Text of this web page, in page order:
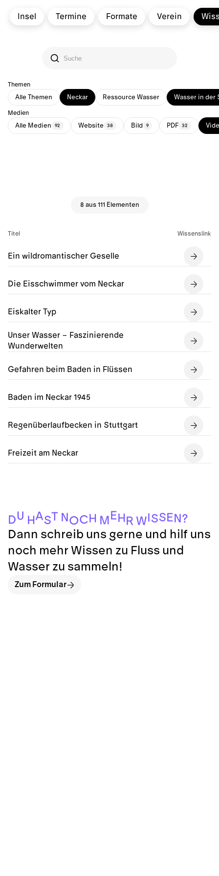
Insel Termine Formate Verein
Themen
Alle Themen Neckar Ressource Wasser Wasser in der
Medien
Alle Medien 92 Website 38 Bild 9 PDF 32
8 aus 111 Elementen
Titel Wissenslink
Ein wildromantischer Geselle
Die Eisschwimmer vom Neckar
Eiskalter Typ
Unser Wasser – Faszinierende
Wunderwelten
Gefahren beim Baden in Flüssen
Baden im Neckar 1945
Regenüberlaufbecken in Stuttgart
Freizeit am Neckar
DU H AST N OC H M E H R W SS E N ?
Dann schreib uns gerne und hilf uns
noch mehr Wissen zu Fluss und
Wasser zu sammeln!
Zum Formular